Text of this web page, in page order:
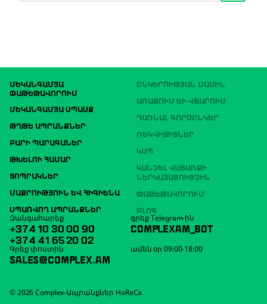
ՄԵԿԱՆԳԱՄՅԱ
ՓԱԹԵԹԱՎՈՐՈՒՄ
ՄԵԿԱՆԳԱՄՅԱ ՍՊԱՍՔ
ԹՂԹԵ ԱՊՐԱՆՔՆԵՐ
ԲԱՐԻ ՊԱՐԱԳԱՆԵՐ
ԹԽԵԼՈՒ ՀԱՄԱՐ
ՏՈՊՐԱԿՆԵՐ
ՄԱՔՐՈՒԹՅՈՒՆ ԵՎ ՀԻԳԻԵՆԱ
ՍՊԱՌՎՈՂ ԱՊՐԱՆՔՆԵՐ
ԸՆԿԵՐՈՒԹՅԱՆ ՄԱՍԻՆ
ԱՌԱՔՈՒՄ ԵՒ ՎՃԱՐՈՒՄ
ԴԱՌՆԱԼ ԳՈՐԾԸՆԿԵՐ
ՌԵԿՎԻԶԻՏՆԵՐ
ԿԱՊ
ԿԱՆՉԵԼ ՎԱՃԱՌՔԻ
ՆԵՐԿԱՅԱՑՈՒՑՉԻՆ
ՓԱԹԵԹԱՎՈՐՈՒՄ
ԲԼՈԳ
Զանգահարեք
+374 10 30 00 90
+374 41 65 20 02
գրեք Telegram-ին
COMPLEXAM_BOT
Գրեք փոստին
SALES@COMPLEX.AM
ամեն օր 09:00-18:00
© 2026 Complex-Ապրանքներ HoReCa